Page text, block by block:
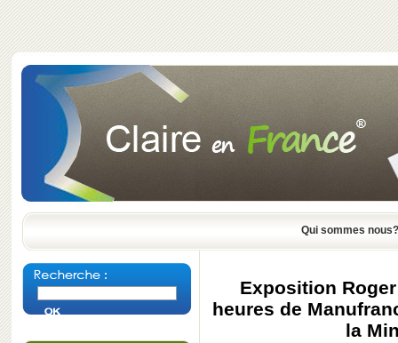
Qui sommes nous?
Exposition
heures de
la